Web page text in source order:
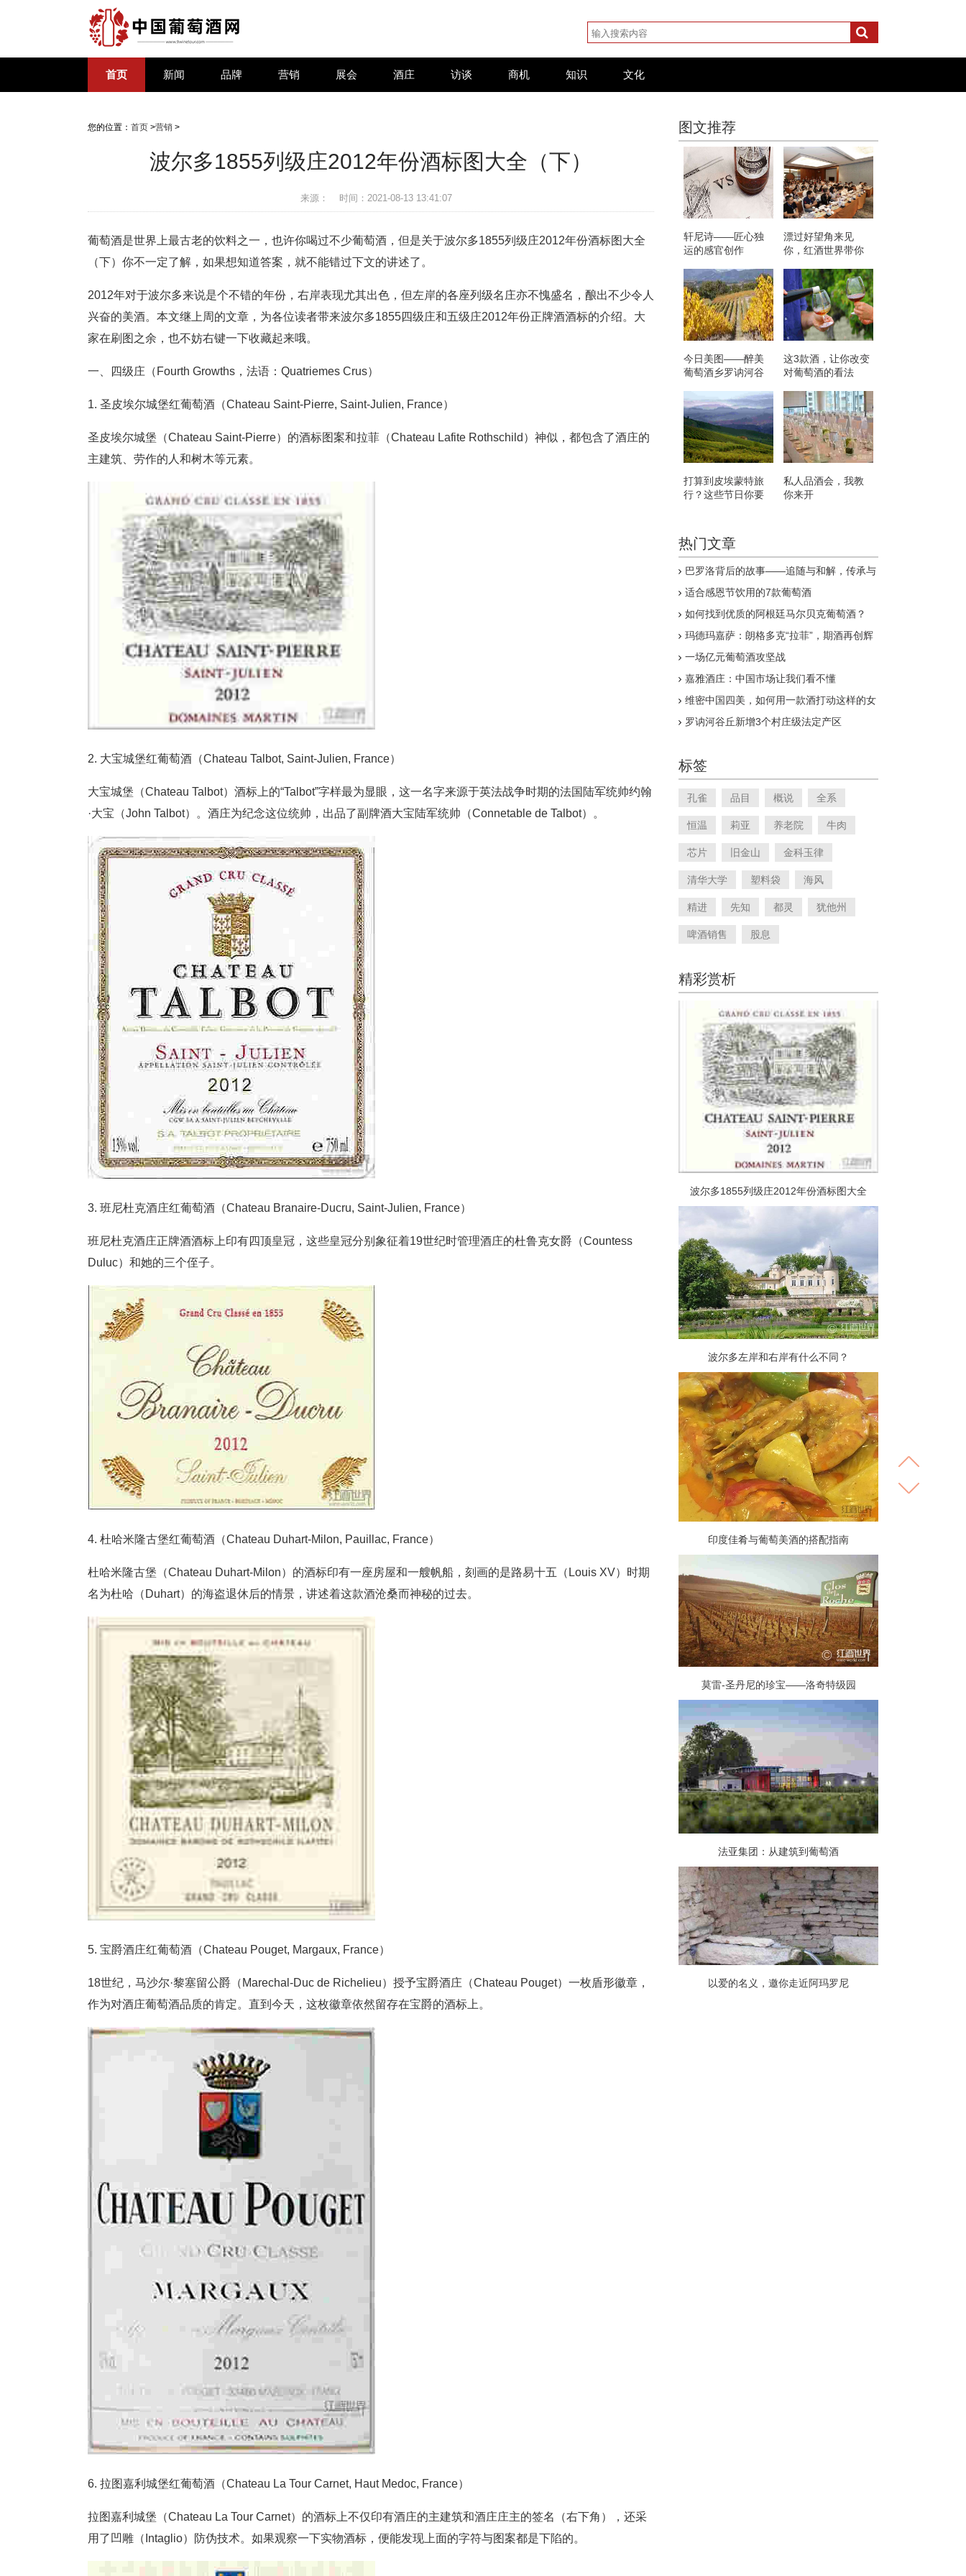
首页 新闻 品牌 营销 展会 酒庄 访谈 商机 知识 文化
您的位置： 首页 >营销 >
波尔多1855列级庄2012年份酒标图大全（下）
来源： 时间：2021-08-13 13:41:07
葡萄酒是世界上最古老的饮料之一，也许你喝过不少葡萄酒，但是关于波尔多1855列级庄2012年份酒标图大全
（下）你不一定了解，如果想知道答案，就不能错过下文的讲述了。
2012年对于波尔多来说是个不错的年份，右岸表现尤其出色，但左岸的各座列级名庄亦不愧盛名，酿出不少令人
兴奋的美酒。本文继上周的文章，为各位读者带来波尔多1855四级庄和五级庄2012年份正牌酒酒标的介绍。大
家在刷图之余，也不妨右键一下收藏起来哦。
一、四级庄（Fourth Growths，法语：Quatriemes Crus）
1. 圣皮埃尔城堡红葡萄酒（Chateau Saint-Pierre, Saint-Julien, France）
圣皮埃尔城堡（Chateau Saint-Pierre）的酒标图案和拉菲（Chateau Lafite Rothschild）神似，都包含了酒庄的
主建筑、劳作的人和树木等元素。
2. 大宝城堡红葡萄酒（Chateau Talbot, Saint-Julien, France）
大宝城堡（Chateau Talbot）酒标上的“Talbot”字样最为显眼，这一名字来源于英法战争时期的法国陆军统帅约翰
·大宝（John Talbot）。酒庄为纪念这位统帅，出品了副牌酒大宝陆军统帅（Connetable de Talbot）。
3. 班尼杜克酒庄红葡萄酒（Chateau Branaire-Ducru, Saint-Julien, France）
班尼杜克酒庄正牌酒酒标上印有四顶皇冠，这些皇冠分别象征着19世纪时管理酒庄的杜鲁克女爵（Countess
Duluc）和她的三个侄子。
4. 杜哈米隆古堡红葡萄酒（Chateau Duhart-Milon, Pauillac, France）
杜哈米隆古堡（Chateau Duhart-Milon）的酒标印有一座房屋和一艘帆船，刻画的是路易十五（Louis XV）时期
名为杜哈（Duhart）的海盗退休后的情景，讲述着这款酒沧桑而神秘的过去。
5. 宝爵酒庄红葡萄酒（Chateau Pouget, Margaux, France）
18世纪，马沙尔·黎塞留公爵（Marechal-Duc de Richelieu）授予宝爵酒庄（Chateau Pouget）一枚盾形徽章，
作为对酒庄葡萄酒品质的肯定。直到今天，这枚徽章依然留存在宝爵的酒标上。
6. 拉图嘉利城堡红葡萄酒（Chateau La Tour Carnet, Haut Medoc, France）
拉图嘉利城堡（Chateau La Tour Carnet）的酒标上不仅印有酒庄的主建筑和酒庄庄主的签名（右下角），还采
用了凹雕（Intaglio）防伪技术。如果观察一下实物酒标，便能发现上面的字符与图案都是下陷的。
图文推荐
轩尼诗——匠心独
运的感官创作
漂过好望角来见
你，红酒世界带你
今日美图——醉美
葡萄酒乡罗讷河谷
这3款酒，让你改变
对葡萄酒的看法
打算到皮埃蒙特旅
行？这些节日你要
私人品酒会，我教
你来开
热门文章
巴罗洛背后的故事——追随与和解，传承与
适合感恩节饮用的7款葡萄酒
如何找到优质的阿根廷马尔贝克葡萄酒？
玛德玛嘉萨：朗格多克“拉菲”，期酒再创辉
一场亿元葡萄酒攻坚战
嘉雅酒庄：中国市场让我们看不懂
维密中国四美，如何用一款酒打动这样的女
罗讷河谷丘新增3个村庄级法定产区
标签
孔雀 品目 概说 全系
恒温 莉亚 养老院 牛肉
芯片 旧金山 金科玉律
清华大学 塑料袋 海风
精进 先知 都灵 犹他州
啤酒销售 股息
精彩赏析
波尔多1855列级庄2012年份酒标图大全
（下）
波尔多左岸和右岸有什么不同？
印度佳肴与葡萄美酒的搭配指南
莫雷-圣丹尼的珍宝——洛奇特级园
法亚集团：从建筑到葡萄酒
以爱的名义，邀你走近阿玛罗尼